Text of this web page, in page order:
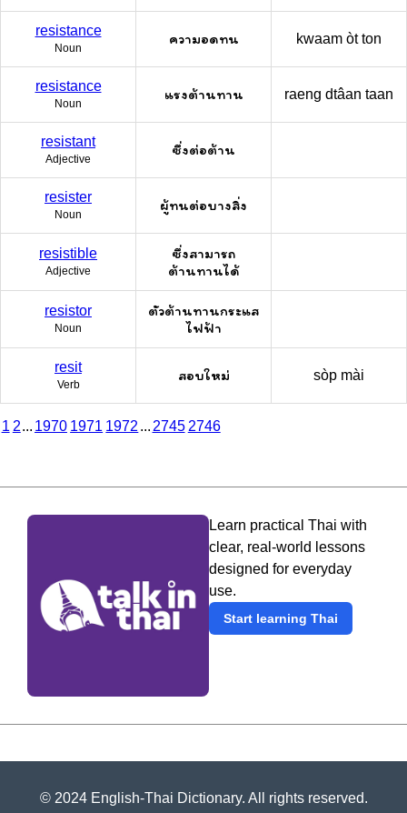
resistance
Noun
ความอดทน kwaam òt ton
resistance
Noun
แรงต้านทาน raeng dtâan taan
resistant
Adjective
ซึ่งต่อต้าน
resister
Noun
ผู้ทนต่อบางสิ่ง
resistible
Adjective
ซึ่งสามารถ
ต้านทานได้
resistor
Noun
ตัวต้านทานกระแส
ไฟฟ้า
resit
Verb
สอบใหม่ sòp mài
1 2... 1970 1971 1972 ... 2745 2746
Learn practical Thai with
clear, real-world lessons
designed for everyday
use.
Start learning Thai
© 2024 English-Thai Dictionary. All rights reserved.